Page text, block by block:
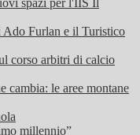
spazi per l'IIS Il
Ado Furlan e il Turistico
corso arbitri di calcio
cambia: le aree montane
millennio”